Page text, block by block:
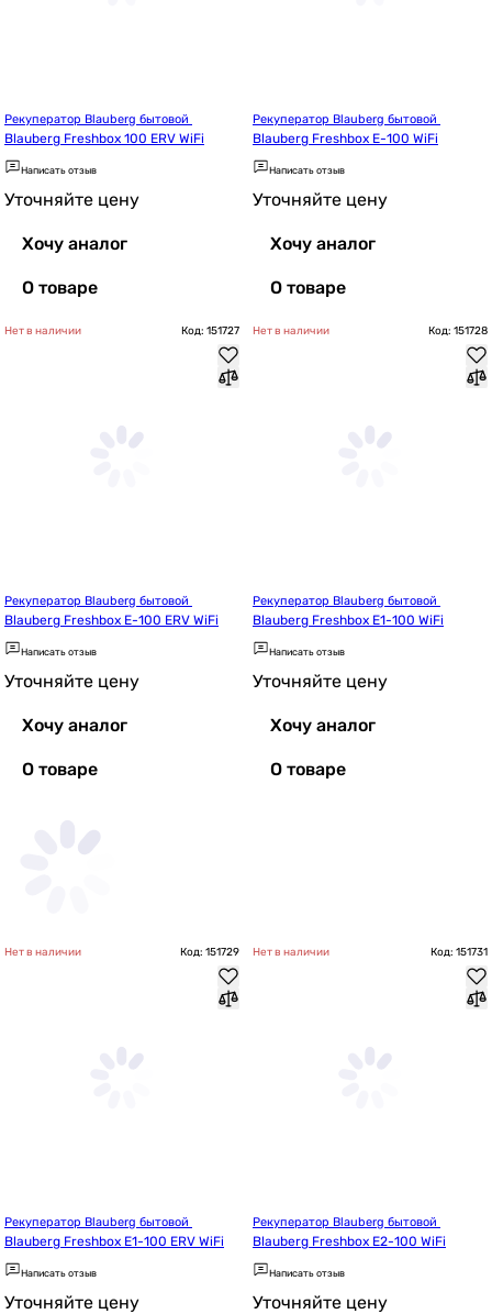
Blauberg Freshbox 100 ERV WiFi
Написать отзыв
Уточняйте цену
Хочу аналог
О товаре
Blauberg Freshbox E-100 WiFi
Написать отзыв
Уточняйте цену
Хочу аналог
О товаре
Нет в наличии Код: 151727
Blauberg Freshbox E-100 ERV WiFi
Написать отзыв
Уточняйте цену
Хочу аналог
О товаре
Нет в наличии Код: 151728
Blauberg Freshbox E1-100 WiFi
Написать отзыв
Уточняйте цену
Хочу аналог
О товаре
Нет в наличии Код: 151729
Blauberg Freshbox E1-100 ERV WiFi
Написать отзыв
Уточняйте цену
Нет в наличии Код: 151731
Blauberg Freshbox E2-100 WiFi
Написать отзыв
Уточняйте цену